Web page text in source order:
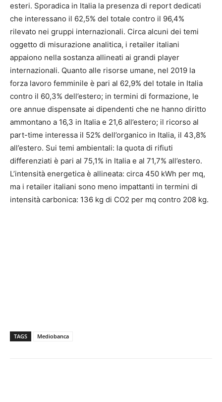
esteri. Sporadica in Italia la presenza di report dedicati
che interessano il 62,5% del totale contro il 96,4%
rilevato nei gruppi internazionali. Circa alcuni dei temi
oggetto di misurazione analitica, i retailer italiani
appaiono nella sostanza allineati ai grandi player
internazionali. Quanto alle risorse umane, nel 2019 la
forza lavoro femminile è pari al 62,9% del totale in Italia
contro il 60,3% dell’estero; in termini di formazione, le
ore annue dispensate ai dipendenti che ne hanno diritto
ammontano a 16,3 in Italia e 21,6 all’estero; il ricorso al
part-time interessa il 52% dell’organico in Italia, il 43,8%
all’estero. Sui temi ambientali: la quota di rifiuti
differenziati è pari al 75,1% in Italia e al 71,7% all’estero.
L’intensità energetica è allineata: circa 450 kWh per mq,
ma i retailer italiani sono meno impattanti in termini di
intensità carbonica: 136 kg di CO2 per mq contro 208 kg.
TAGS Mediobanca